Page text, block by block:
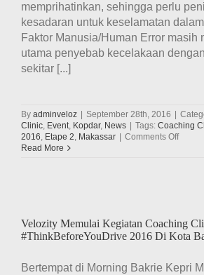
memprihatinkan, sehingga perlu
kesadaran untuk keselamatan
Faktor Manusia/Human Error masih
utama penyebab kecelakaan
sekitar [...]
By adminveloz September 28th, 2016
Clinic, Event, Kopdar, News Tags: Coaching
2016, Etape 2, Makassar Comments Offon
2016
di
Read More
Velozity Memulai Kegiatan Coaching
#ThinkBeforeYouDrive 2016 Di Kota
Bertempat di Morning Bakrie Kepri